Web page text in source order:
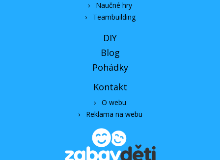
› Naučné hry
› Teambuilding
DIY
Blog
Pohádky
Kontakt
› O webu
› Reklama na webu